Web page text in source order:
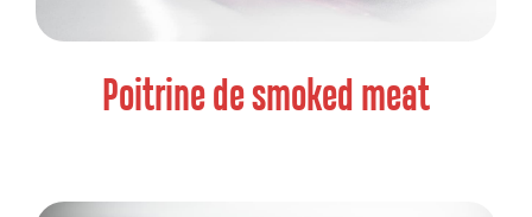
Poitrine de smoked meat